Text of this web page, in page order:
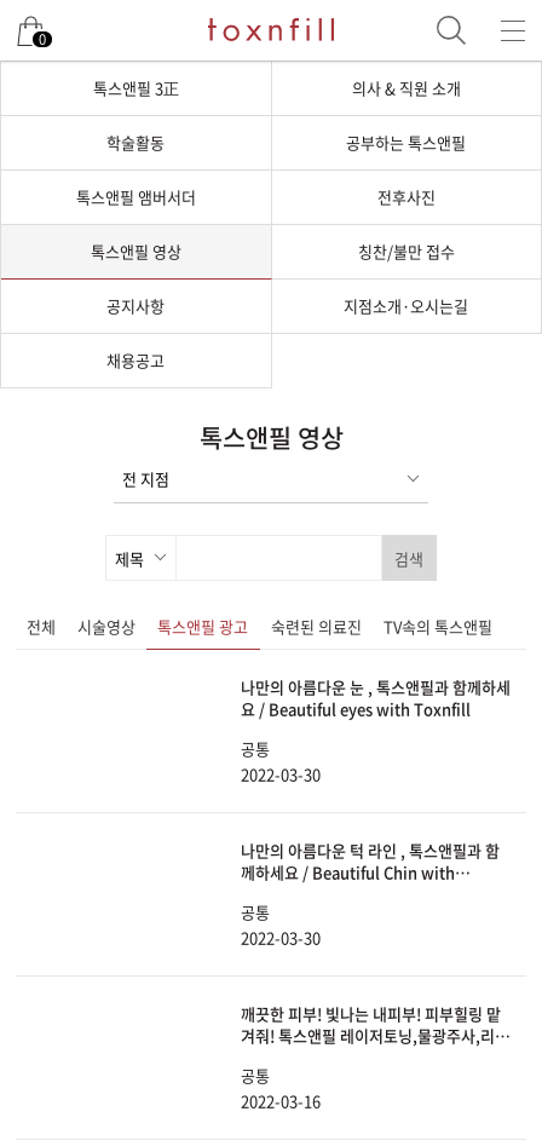
0
톡스앤필 3正 의사 & 직원 소개
학술활동 공부하는 톡스앤필
톡스앤필 앰버서더 전후사진
톡스앤필 영상 칭찬/불만 접수
공지사항 지점소개·오시는길
채용공고
톡스앤필 영상
검색
전체 시술영상 톡스앤필 광고 숙련된 의료진 TV속의 톡스앤필
나만의 아름다운 눈 , 톡스앤필과 함께하세
요 / Beautiful eyes with Toxnfill
공통
2022-03-30
나만의 아름다운 턱 라인 , 톡스앤필과 함
께하세요 / Beautiful Chin with
공통
2022-03-30
깨끗한 피부! 빛나는 내피부! 피부힐링 맡
겨줘! 톡스앤필 레이저토닝,물광주사,리쥬
공통
2022-03-16